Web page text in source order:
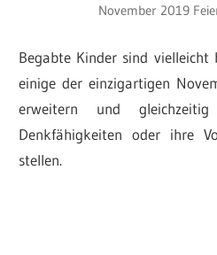
November 2019
Begabte Kinder sind vielleicht
einige der einzigartigen
erweitern und
Denkfähigkeiten oder ihre
stellen.